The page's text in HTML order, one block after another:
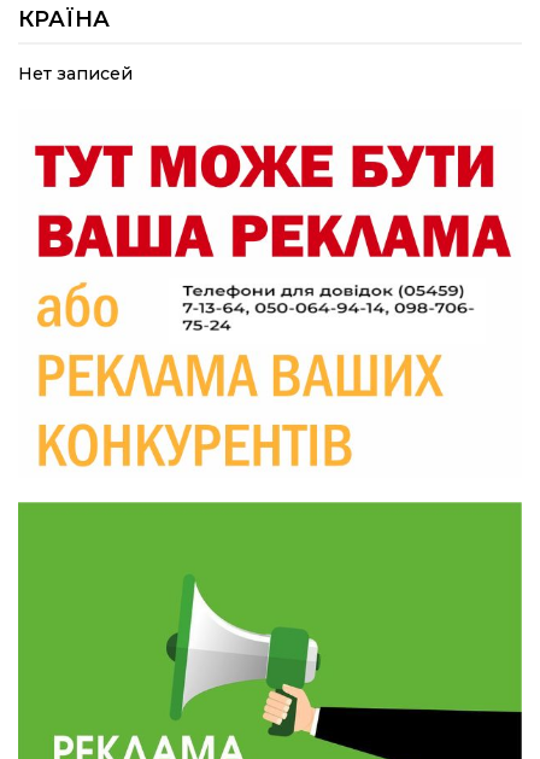
04 сер
прикордоння до втраченого дому
19:36
Пишіть листи самому собі, або як уникнути
19:29
30 лип
«Все закінчиться, приїду й одружуся…»: Пам’яті
26-річного Захисника Богдана Ємця (ВІДЕО)
20:06
Паливо по 100 грн та ризик дефіциту: чому в
28 лип
Житлові сертифікати, підготовка до зими та
підтримка ВПО: підсумки засідання виконкому
Краснопільської селищної ради
10:36
28 лип
Валентина Масалітіна: «Нас тримає віра в
Перемогу і повернення додому»
Обмежено придатний, але безмежно
вмотивований: Як колишній лісівник став асом
артилерії
490 пацієнтів та 15 відвіданих сіл: МБФ
«Альянс громадського здоров’я» підбив
підсумки роботи мобільних клінік у Сумській
КРАЇНА
Нет записей